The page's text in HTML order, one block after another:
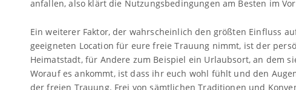
anfallen, also klärt die Nutzungsbedingungen am Besten im
Ein weiterer Faktor, der wahrscheinlich den größten Einfluss
geeigneten Location für eure freie Trauung nimmt, ist der
Heimatstadt, für Andere zum Beispiel ein Urlaubsort, an dem
Worauf es ankommt, ist dass ihr euch wohl fühlt und den
der freien Trauung. Frei von sämtlichen Traditionen und